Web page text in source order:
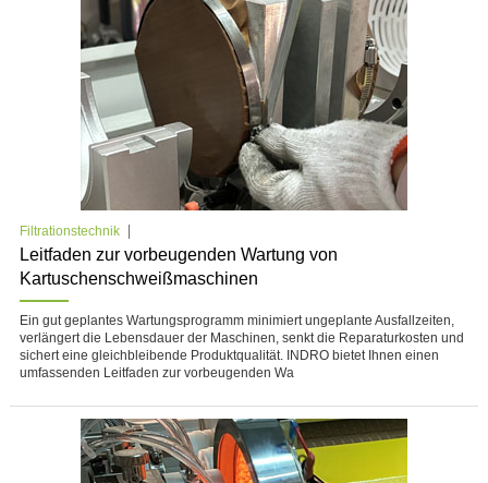
Filtrationstechnik
Leitfaden zur vorbeugenden Wartung von
Kartuschenschweißmaschinen
Ein gut geplantes Wartungsprogramm minimiert ungeplante Ausfallzeiten,
verlängert die Lebensdauer der Maschinen, senkt die Reparaturkosten und
sichert eine gleichbleibende Produktqualität. INDRO bietet Ihnen einen
umfassenden Leitfaden zur vorbeugenden Wa